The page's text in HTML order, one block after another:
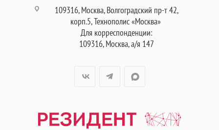
109316, Москва, Волгоградский пр-т 42,
корп.5, Технополис «Москва»
Для корреспонденции:
109316, Москва, а/я 147